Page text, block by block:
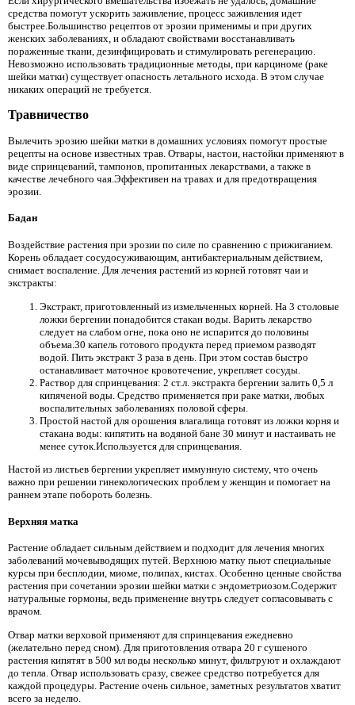
средства помогут ускорить заживление, процесс заживления идет
быстрее.Большинство рецептов от эрозии применимы и при других
женских заболеваниях, и обладают свойствами восстанавливать
пораженные ткани, дезинфицировать и стимулировать регенерацию.
Невозможно использовать традиционные методы, при карциноме (раке
шейки матки) существует опасность летального исхода. В этом случае
никаких операций не требуется.
Травничество
Вылечить эрозию шейки матки в домашних условиях помогут простые
рецепты на основе известных трав. Отвары, настои, настойки применяют в
виде спринцеваний, тампонов, пропитанных лекарствами, а также в
качестве лечебного чая.Эффективен на травах и для предотвращения
эрозии.
Бадан
Воздействие растения при эрозии по силе по сравнению с прижиганием.
Корень обладает сосудосуживающим, антибактериальным действием,
снимает воспаление. Для лечения растений из корней готовят чаи и
экстракты:
Экстракт, приготовленный из измельченных корней. На 3 столовые
ложки бергении понадобится стакан воды. Варить лекарство
следует на слабом огне, пока оно не испарится до половины
объема.30 капель готового продукта перед приемом разводят
водой. Пить экстракт 3 раза в день. При этом состав быстро
останавливает маточное кровотечение, укрепляет сосуды.
Раствор для спринцевания: 2 ст.л. экстракта бергении залить 0,5 л
кипяченой воды. Средство применяется при раке матки, любых
воспалительных заболеваниях половой сферы.
Простой настой для орошения влагалища готовят из ложки корня и
стакана воды: кипятить на водяной бане 30 минут и настаивать не
менее суток.Используется для спринцевания.
Настой из листьев бергении укрепляет иммунную систему, что очень
важно при решении гинекологических проблем у женщин и помогает на
раннем этапе побороть болезнь.
Верхняя матка
Растение обладает сильным действием и подходит для лечения многих
заболеваний мочевыводящих путей. Верхнюю матку пьют специальные
курсы при бесплодии, миоме, полипах, кистах. Особенно ценные свойства
растения при сочетании эрозии шейки матки с эндометриозом.Содержит
натуральные гормоны, ведь применение внутрь следует согласовывать с
врачом.
Отвар матки верховой применяют для спринцевания ежедневно
(желательно перед сном). Для приготовления отвара 20 г сушеного
растения кипятят в 500 мл воды несколько минут, фильтруют и охлаждают
до тепла. Отвар использовать сразу, свежее средство потребуется для
каждой процедуры. Растение очень сильное, заметных результатов хватит
всего за неделю.